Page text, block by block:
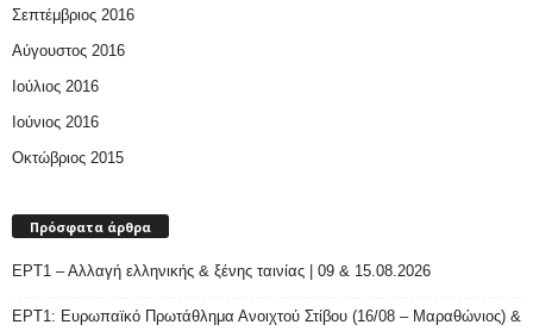
Σεπτέμβριος 2016
Αύγουστος 2016
Ιούλιος 2016
Ιούνιος 2016
Οκτώβριος 2015
Πρόσφατα άρθρα
ΕΡΤ1 – Αλλαγή ελληνικής & ξένης ταινίας | 09 & 15.08.2026
ΕΡΤ1: Ευρωπαϊκό Πρωτάθλημα Ανοιχτού Στίβου (16/08 – Μαραθώνιος) &